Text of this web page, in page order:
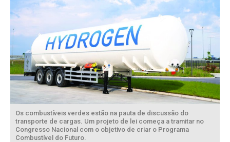
Os combustíveis verdes estão na pauta de discussão do
transporte de cargas. Um projeto de lei começa a tramitar no
Congresso Nacional com o objetivo de criar o Programa
Combustível do Futuro.